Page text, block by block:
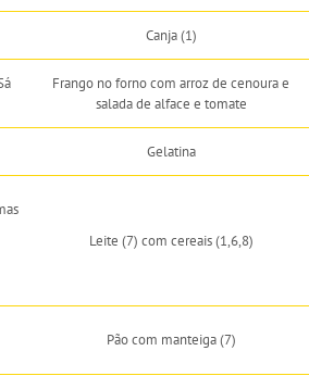
Canja (1)
Frango no forno com arroz de cenoura e
salada de alface e tomate
Gelatina
Leite (7) com cereais (1,6,8)
Pão com manteiga (7)